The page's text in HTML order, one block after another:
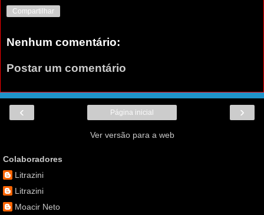
Compartilhar
Nenhum comentário:
Postar um comentário
‹ ›
Página inicial
Ver versão para a web
Colaboradores
Litrazini
Litrazini
Moacir Neto